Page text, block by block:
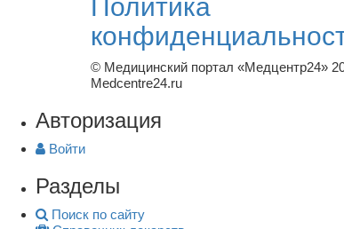
Политика
© Медицинский портал «Медцентр24»
Medcentre24.ru
Авторизация
Войти
Разделы
Поиск по сайту